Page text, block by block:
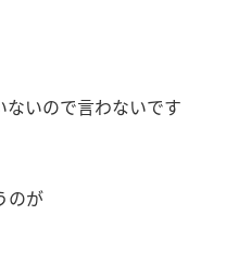
いので言わないです
のが